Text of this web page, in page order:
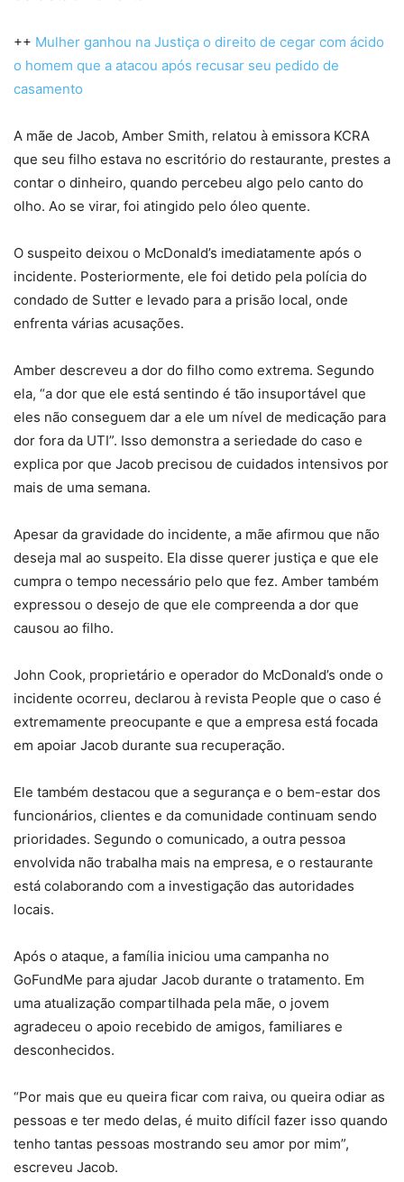
++ Mulher ganhou na Justiça o direito de cegar com ácido
o homem que a atacou após recusar seu pedido de
casamento
A mãe de Jacob, Amber Smith, relatou à emissora KCRA
que seu filho estava no escritório do restaurante, prestes a
contar o dinheiro, quando percebeu algo pelo canto do
olho. Ao se virar, foi atingido pelo óleo quente.
O suspeito deixou o McDonald’s imediatamente após o
incidente. Posteriormente, ele foi detido pela polícia do
condado de Sutter e levado para a prisão local, onde
enfrenta várias acusações.
Amber descreveu a dor do filho como extrema. Segundo
ela, “a dor que ele está sentindo é tão insuportável que
eles não conseguem dar a ele um nível de medicação para
dor fora da UTI”. Isso demonstra a seriedade do caso e
explica por que Jacob precisou de cuidados intensivos por
mais de uma semana.
Apesar da gravidade do incidente, a mãe afirmou que não
deseja mal ao suspeito. Ela disse querer justiça e que ele
cumpra o tempo necessário pelo que fez. Amber também
expressou o desejo de que ele compreenda a dor que
causou ao filho.
John Cook, proprietário e operador do McDonald’s onde o
incidente ocorreu, declarou à revista People que o caso é
extremamente preocupante e que a empresa está focada
em apoiar Jacob durante sua recuperação.
Ele também destacou que a segurança e o bem-estar dos
funcionários, clientes e da comunidade continuam sendo
prioridades. Segundo o comunicado, a outra pessoa
envolvida não trabalha mais na empresa, e o restaurante
está colaborando com a investigação das autoridades
locais.
Após o ataque, a família iniciou uma campanha no
GoFundMe para ajudar Jacob durante o tratamento. Em
uma atualização compartilhada pela mãe, o jovem
agradeceu o apoio recebido de amigos, familiares e
desconhecidos.
“Por mais que eu queira ficar com raiva, ou queira odiar as
pessoas e ter medo delas, é muito difícil fazer isso quando
tenho tantas pessoas mostrando seu amor por mim”,
escreveu Jacob.